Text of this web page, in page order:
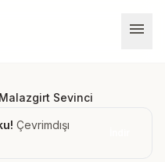
menu
Malazgirt Sevinci
Çevrimdışı